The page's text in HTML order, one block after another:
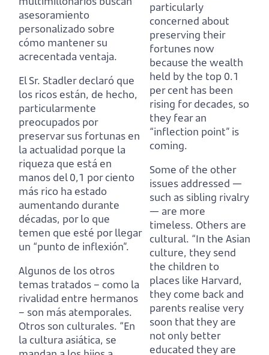
asesoramiento
personalizado sobre
cómo mantener su
acrecentada ventaja.
El Sr. Stadler declaró que
los ricos están, de hecho,
particularmente
preocupados por
preservar sus fortunas en
la actualidad porque la
riqueza que está en
manos del 0,1 por ciento
más rico ha estado
aumentando durante
décadas, por lo que
temen que esté por llegar
un “punto de inflexión”.
Algunos de los otros
temas tratados – como la
rivalidad entre hermanos
– son más atemporales.
Otros son culturales. “En
la cultura asiática, se
particularly
concerned about
preserving their
fortunes now
because the wealth
held by the top 0.1
per cent has been
rising for decades, so
they fear an
“inflection point” is
coming.
Some of the other
issues addressed —
such as sibling rivalry
— are more
timeless. Others are
cultural. “In the Asian
culture, they send
the children to
places like Harvard,
they come back and
parents realise very
soon that they are
not only better
educated they are